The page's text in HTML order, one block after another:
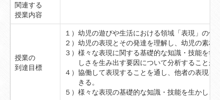
関連する
授業内容
授業の
到達目標
１）幼児の遊びや生活における領域「表現」の位
２）幼児の表現とその発達を理解し、幼児の素
３）様々な表現に関する基礎的な知識・技能を
しさを生み出す要因について分析することが
４）協働して表現することを通し、他者の表現
きる。
５）様々な表現の基礎的な知識・技能を生かし